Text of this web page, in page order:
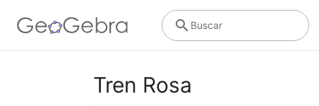
Buscar
Tren Rosa